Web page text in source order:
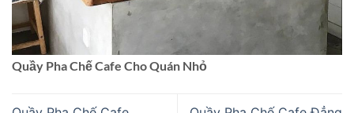
Quầy Pha Chế Cafe Cho Quán Nhỏ